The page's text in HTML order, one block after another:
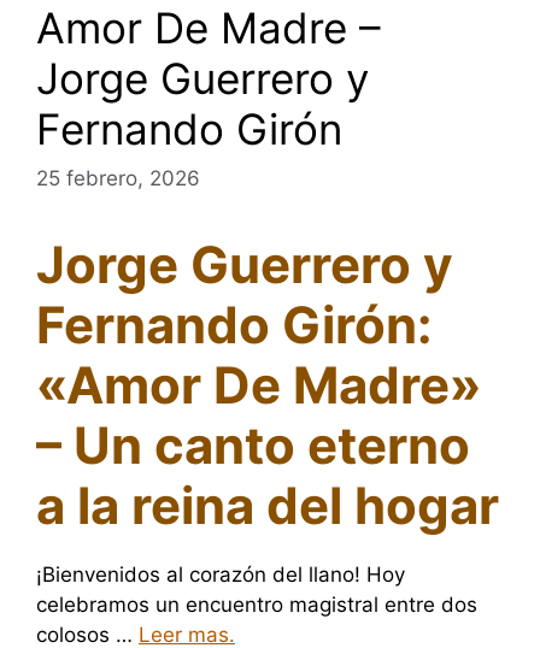
Amor De Madre –
Jorge Guerrero y
Fernando Girón
25 febrero, 2026
Jorge Guerrero y
Fernando Girón:
«Amor De Madre»
– Un canto eterno
a la reina del hogar
¡Bienvenidos al corazón del llano! Hoy
celebramos un encuentro magistral entre dos
colosos … Leer mas.